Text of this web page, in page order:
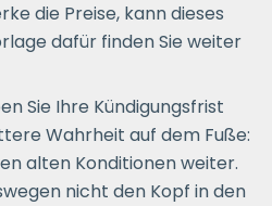
die Preise, kann dieses
dafür finden Sie weiter
Sie Ihre Kündigungsfrist
Wahrheit auf dem Fuße:
alten Konditionen weiter.
nicht den Kopf in den